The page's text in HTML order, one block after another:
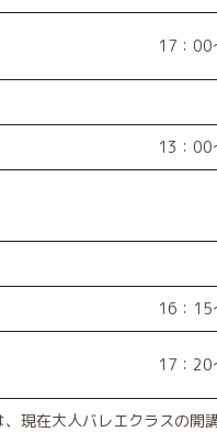
17：
13：
16：
17：
、現在大人バレエクラスの開